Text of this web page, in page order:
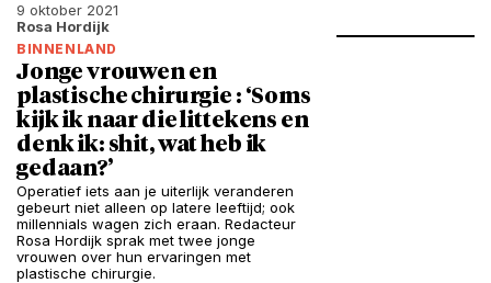
9 oktober 2021
Rosa Hordijk
BINNENLAND
Jonge vrouwen en
plastische chirurgie : ‘Soms
kijk ik naar die littekens en
denk ik: shit, wat heb ik
gedaan?’
Operatief iets aan je uiterlijk veranderen
gebeurt niet alleen op latere leeftijd; ook
millennials wagen zich eraan. Redacteur
Rosa Hordijk sprak met twee jonge
vrouwen over hun ervaringen met
plastische chirurgie.